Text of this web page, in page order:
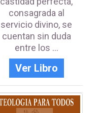
consagrada al
servicio divino, se
cuentan sin duda
entre los ...
Ver Libro